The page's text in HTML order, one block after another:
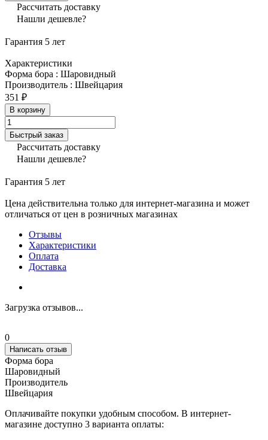
Рассчитать доставку
Нашли дешевле?
Гарантия 5 лет
Характеристики
Форма бора : Шаровидный
Производитель : Швейцария
351 ₽
В корзину
Быстрый заказ
Рассчитать доставку
Нашли дешевле?
Гарантия 5 лет
Цена действительна только для интернет-магазина и может
отличаться от цен в розничных магазинах
Отзывы
Характеристики
Оплата
Доставка
Загрузка отзывов...
0
Написать отзыв
Форма бора
Шаровидный
Производитель
Швейцария
Оплачивайте покупки удобным способом. В интернет-
магазине доступно 3 варианта оплаты: